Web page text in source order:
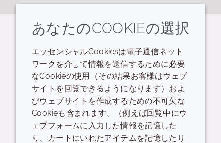
関連するリソース
PID データシート
プレゼンテーション
CRODAMOL DES-LQ-(JP) - DS70325
英語: 675.0 KB READ DESCRIPTIONS
あなたのCOOKIEの選択
エッセンシャルCookiesは電子通信ネット
ワークを介して情報を送信するために必要
なCookieの使用（その結果お客様はウェブ
サイトを回覧できるようになります）およ
びウェブサイトを作成するための不可欠な
Cookieも含まれます。（例えば回覧中にウ
ェブフォームに入力した情報を記憶した
り、カートにいれたアイテムを記憶したり